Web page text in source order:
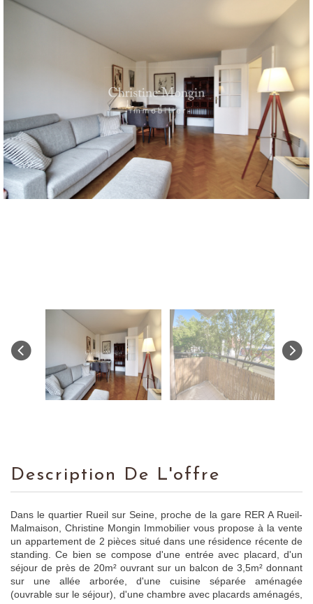
Description De L'offre
Dans le quartier Rueil sur Seine, proche de la gare RER A Rueil-
Malmaison, Christine Mongin Immobilier vous propose à la vente
un appartement de 2 pièces situé dans une résidence récente de
standing. Ce bien se compose d'une entrée avec placard, d'un
séjour de près de 20m² ouvrant sur un balcon de 3,5m² donnant
sur une allée arborée, d'une cuisine séparée aménagée
(ouvrable sur le séjour), d'une chambre avec placards aménagés,